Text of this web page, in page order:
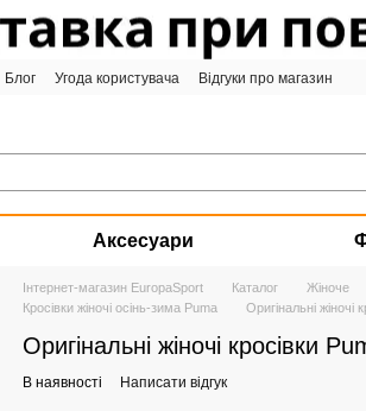
Блог Угода користувача
Відгуки про магазин
Аксесуари
Інтернет-магазин EuropaSport Каталог Жіноче
Кросівки жіночі осінь-зима Puma
Оригінальні жіночі
Оригінальні жіночі кросівки
В наявності Написати відгук